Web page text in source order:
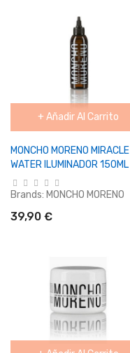
+ Añadir Al Carrito
MONCHO MORENO MIRACLE
WATER ILUMINADOR 150ML
Brands: MONCHO MORENO
39,90 €